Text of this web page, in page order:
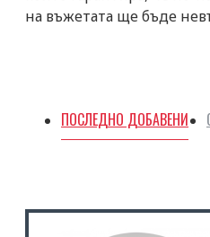
на въжетата ще бъде
ПОСЛЕДНО ДОБАВЕНИ